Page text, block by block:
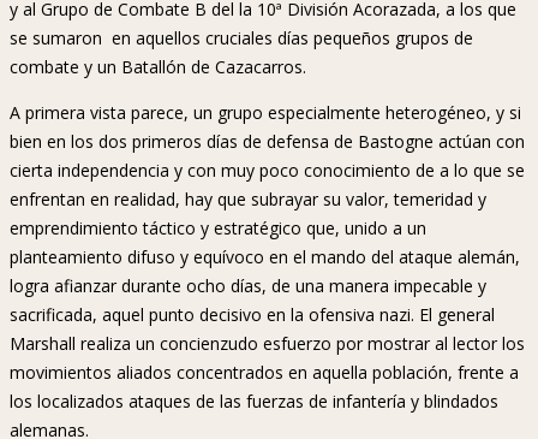
y al Grupo de Combate B del la 10ª División Acorazada, a los que
se sumaron en aquellos cruciales días pequeños grupos de
combate y un Batallón de Cazacarros.
A primera vista parece, un grupo especialmente heterogéneo, y si
bien en los dos primeros días de defensa de Bastogne actúan con
cierta independencia y con muy poco conocimiento de a lo que se
enfrentan en realidad, hay que subrayar su valor, temeridad y
emprendimiento táctico y estratégico que, unido a un
planteamiento difuso y equívoco en el mando del ataque alemán,
logra afianzar durante ocho días, de una manera impecable y
sacrificada, aquel punto decisivo en la ofensiva nazi. El general
Marshall realiza un concienzudo esfuerzo por mostrar al lector los
movimientos aliados concentrados en aquella población, frente a
los localizados ataques de las fuerzas de infantería y blindados
alemanas.